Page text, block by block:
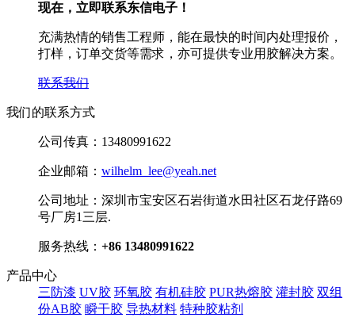
现在，立即联系东信电子！
充满热情的销售工程师，能在最快的时间内处理报价，
打样，订单交货等需求，亦可提供专业用胶解决方案。
联系我们
我们的联系方式
公司传真： 13480991622
企业邮箱： wilhelm_lee@yeah.net
公司地址： 深圳市宝安区石岩街道水田社区石龙仔路69
号厂房1三层.
服务热线： +86 13480991622
产品中心
三防漆 UV胶 环氧胶 有机硅胶 PUR热熔胶 灌封胶 双组
份AB胶 瞬干胶 导热材料 特种胶粘剂